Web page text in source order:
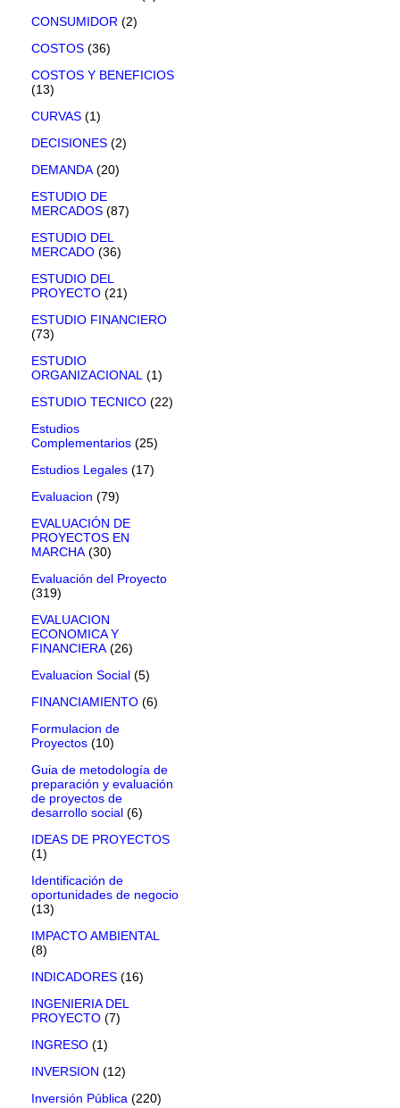
CONSUMIDOR (2)
COSTOS (36)
COSTOS Y BENEFICIOS
(13)
CURVAS (1)
DECISIONES (2)
DEMANDA (20)
ESTUDIO DE
MERCADOS (87)
ESTUDIO DEL
MERCADO (36)
ESTUDIO DEL
PROYECTO (21)
ESTUDIO FINANCIERO
(73)
ESTUDIO
ORGANIZACIONAL (1)
ESTUDIO TECNICO (22)
Estudios
Complementarios (25)
Estudios Legales (17)
Evaluacion (79)
EVALUACIÓN DE
PROYECTOS EN
MARCHA (30)
Evaluación del Proyecto
(319)
EVALUACION
ECONOMICA Y
FINANCIERA (26)
Evaluacion Social (5)
FINANCIAMIENTO (6)
Formulacion de
Proyectos (10)
Guia de metodología de
preparación y evaluación
de proyectos de
desarrollo social (6)
IDEAS DE PROYECTOS
(1)
Identificación de
oportunidades de negocio
(13)
IMPACTO AMBIENTAL
(8)
INDICADORES (16)
INGENIERIA DEL
PROYECTO (7)
INGRESO (1)
INVERSION (12)
Inversión Pública (220)